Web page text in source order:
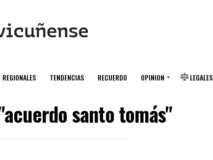
REGIONALES TENDENCIAS RECUERDO OPINION LEGALES
santo tomás"